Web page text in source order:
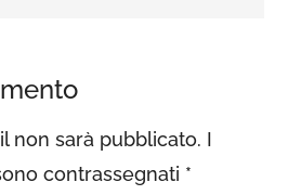
non sarà pubblicato. I
contrassegnati *